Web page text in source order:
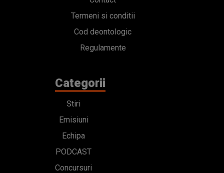
Termeni si conditii
Cod deontologic
Regulamente
Categorii
Stiri
Emisiuni
Echipa
PODCAST
Concursuri